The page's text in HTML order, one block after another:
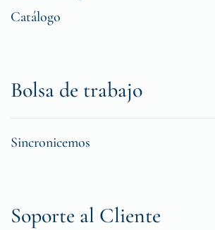
Catálogo
Bolsa de trabajo
Sincronicemos
Soporte al Cliente